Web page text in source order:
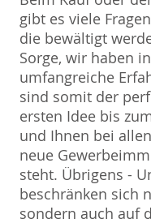
gibt es viele
die bewältigt
Sorge, wir haben
umfangreiche
sind somit der
ersten Idee bis
und Ihnen bei
neue
steht. Übrigens -
beschränken sich
sondern auch auf